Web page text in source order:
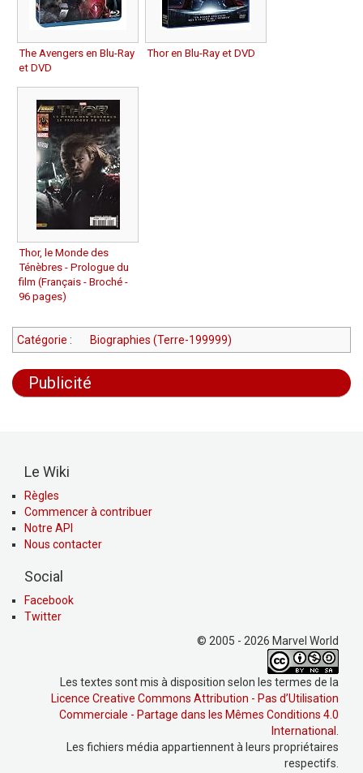
The Avengers en Blu-Ray
et DVD
Thor en Blu-Ray et DVD
Thor, le Monde des
Ténèbres - Prologue du
film (Français - Broché -
96 pages)
Catégorie : Biographies (Terre-199999)
Publicité
Le Wiki
Règles
Commencer à contribuer
Notre API
Nous contacter
Social
Facebook
Twitter
© 2005 - 2026 Marvel World
Les textes sont mis à disposition selon les termes de la
Licence Creative Commons Attribution - Pas d’Utilisation
Commerciale - Partage dans les Mêmes Conditions 4.0
International .
Les fichiers média appartiennent à leurs propriétaires
respectifs.